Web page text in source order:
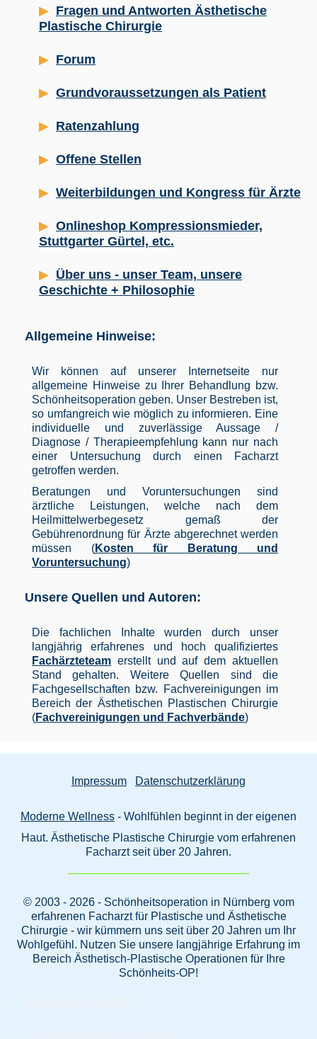
Fragen und Antworten Ästhetische
Plastische Chirurgie
Forum
Grundvoraussetzungen als Patient
Ratenzahlung
Offene Stellen
Weiterbildungen und Kongress für Ärzte
Onlineshop Kompressionsmieder,
Stuttgarter Gürtel, etc.
Über uns - unser Team, unsere
Geschichte + Philosophie
Allgemeine Hinweise:
Wir können auf unserer Internetseite nur
allgemeine Hinweise zu Ihrer Behandlung bzw.
Schönheitsoperation geben. Unser Bestreben ist,
so umfangreich wie möglich zu informieren. Eine
individuelle und zuverlässige Aussage /
Diagnose / Therapieempfehlung kann nur nach
einer Untersuchung durch einen Facharzt
getroffen werden.
Beratungen und Voruntersuchungen sind
ärztliche Leistungen, welche nach dem
Heilmittelwerbegesetz gemaß der
Gebührenordnung für Ärzte abgerechnet werden
müssen (Kosten für Beratung und
Voruntersuchung)
Unsere Quellen und Autoren:
Die fachlichen Inhalte wurden durch unser
langjährig erfahrenes und hoch qualifiziertes
Fachärzteteam erstellt und auf dem aktuellen
Stand gehalten. Weitere Quellen sind die
Fachgesellschaften bzw. Fachvereinigungen im
Bereich der Ästhetischen Plastischen Chirurgie
(Fachvereinigungen und Fachverbände)
Impressum Datenschutzerklärung
Moderne Wellness - Wohlfühlen beginnt in der eigenen
Haut. Ästhetische Plastische Chirurgie vom erfahrenen
Facharzt seit über 20 Jahren.
© 2003 - 2026 - Schönheitsoperation in Nürnberg vom
erfahrenen Facharzt für Plastische und Ästhetische
Chirurgie - wir kümmern uns seit über 20 Jahren um Ihr
Wohlgefühl. Nutzen Sie unsere langjährige Erfahrung im
Bereich Ästhetisch-Plastische Operationen für Ihre
Schönheits-OP!